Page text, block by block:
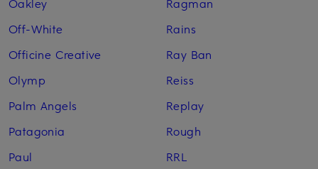
Off-White
Officine Creative
Olymp
Palm Angels
Patagonia
Paul
Rains
Ray Ban
Reiss
Replay
Rough
RRL